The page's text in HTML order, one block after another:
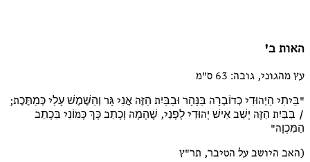
האות ב'
עץ מהגוני, גובה: 63 ס"מ
"בֵּיתִי הַיְּהוּדִי כְּדוֹבְרָה בַּנָּהָר וּבַבַּיִת הַזֶּה אֲנִי גָּר וְהַשֶּׁמֶשׁ עָלַי כְּמַתֶּכֶת;
/ בַּבַּיִת הַזֶּה יָשַׁב אִישׁ יְהוּדִי לְפָנַי, שֶׁהָמָה וְכָתַב כָּךְ כָּמוֹנִי בִּכְתַב
הַמִּכְוָה"
(האב היושב על הטיבר, תר"ץ